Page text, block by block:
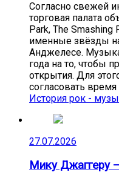
Согласно свежей
торговая палата
Park, The Smashing
именные звёзды
Анджелесе.
года на то, чтобы
открытия. Для
согласовать
История рок -
27.07.2026
Мику Джаггеру